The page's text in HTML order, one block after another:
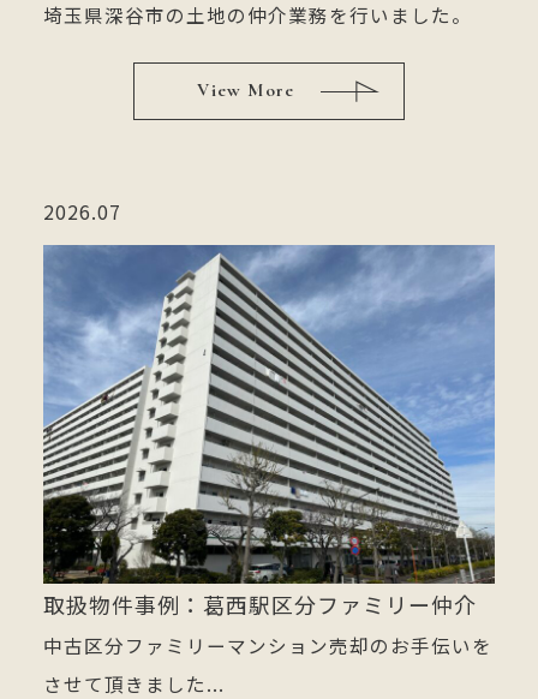
埼玉県深谷市の土地の仲介業務を行いました。
View More
2026.07
取扱物件事例：葛西駅区分ファミリー仲介
中古区分ファミリーマンション売却のお手伝いを
させて頂きました...